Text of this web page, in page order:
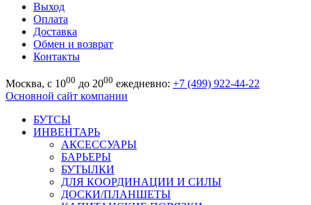
Выход
Оплата
Доставка
Обмен и возврат
Контакты
Москва, с 1000 до 2000 ежедневно: +7 (499) 922-44-22
Основной сайт компании
БУТСЫ
ИНВЕНТАРЬ
АКСЕССУАРЫ
БАРЬЕРЫ
БУТЫЛКИ
ДЛЯ КООРДИНАЦИИ И СИЛЫ
ДОСКИ/ПЛАНШЕТЫ